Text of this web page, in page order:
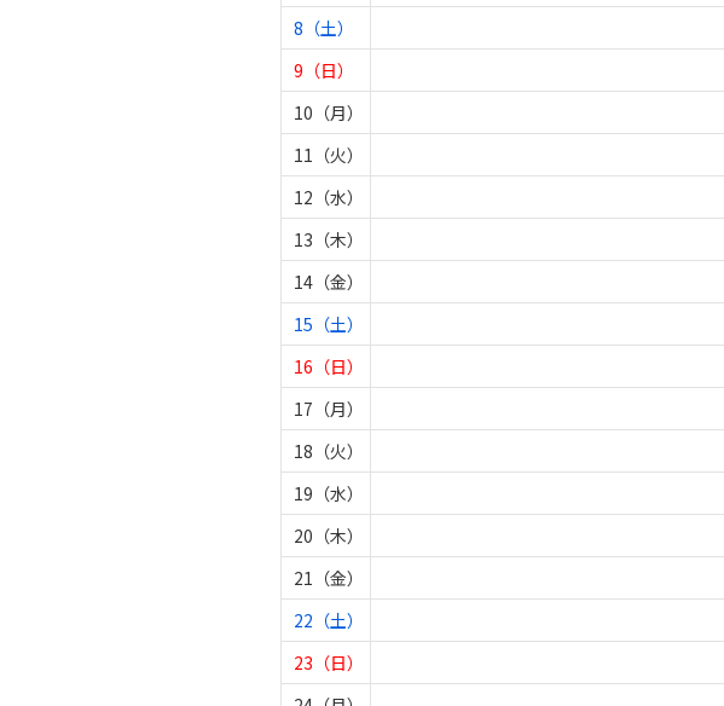
8（土）
9（日）
10（月）
11（火）
12（水）
13（木）
14（金）
15（土）
16（日）
17（月）
18（火）
19（水）
20（木）
21（金）
22（土）
23（日）